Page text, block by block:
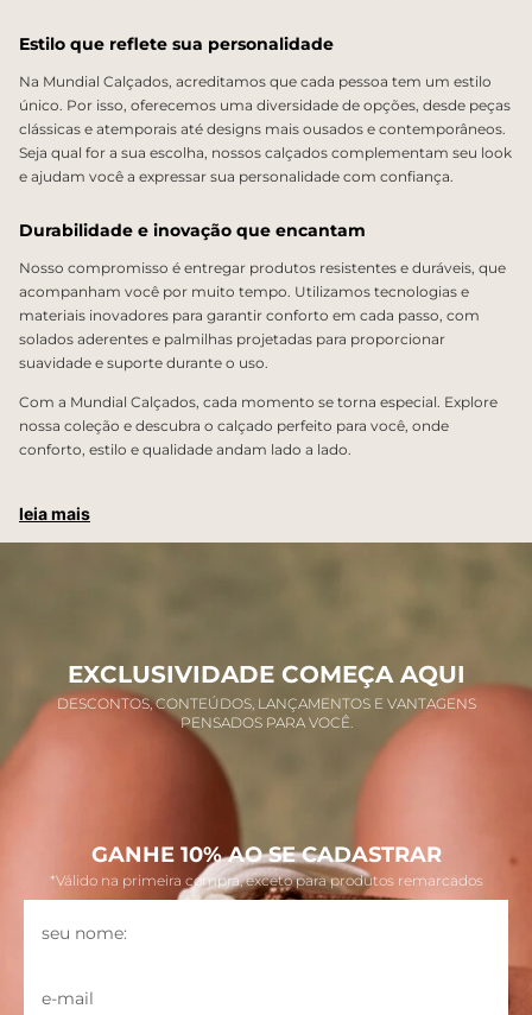
Estilo que reflete sua personalidade
Na Mundial Calçados, acreditamos que cada pessoa tem um estilo
único. Por isso, oferecemos uma diversidade de opções, desde peças
clássicas e atemporais até designs mais ousados e contemporâneos.
Seja qual for a sua escolha, nossos calçados complementam seu look
e ajudam você a expressar sua personalidade com confiança.
Durabilidade e inovação que encantam
Nosso compromisso é entregar produtos resistentes e duráveis, que
acompanham você por muito tempo. Utilizamos tecnologias e
materiais inovadores para garantir conforto em cada passo, com
solados aderentes e palmilhas projetadas para proporcionar
suavidade e suporte durante o uso.
Com a Mundial Calçados, cada momento se torna especial. Explore
nossa coleção e descubra o calçado perfeito para você, onde
conforto, estilo e qualidade andam lado a lado.
leia mais
EXCLUSIVIDADE COMEÇA AQUI
DESCONTOS, CONTEÚDOS, LANÇAMENTOS E VANTAGENS
PENSADOS PARA VOCÊ.
GANHE 10% AO SE CADASTRAR
*Válido na primeira compra, exceto para produtos remarcados